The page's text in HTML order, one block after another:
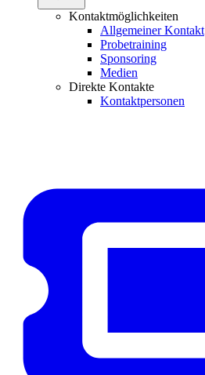
Kontaktmöglichkeiten
Allgemeiner Kontakt
Probetraining
Sponsoring
Medien
Direkte Kontakte
Kontaktpersonen